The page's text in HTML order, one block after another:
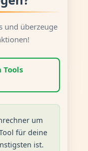
und überzeuge
um
für deine
ist.